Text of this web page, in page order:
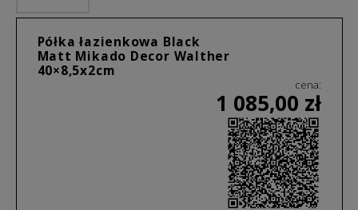
Półka łazienkowa Black
Matt Mikado Decor Walther
40×8,5x2cm
cena:
1 085,00 zł